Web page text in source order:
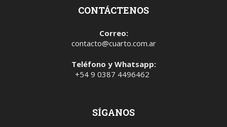
CONTÁCTENOS
Correo:
contacto@cuarto.com.ar
Teléfono y Whatsapp:
+54 9 0387 4496462
SÍGANOS